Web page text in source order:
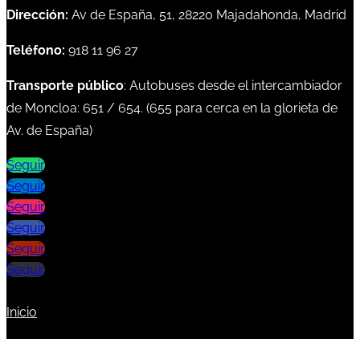
Dirección: Av de España, 51, 28220 Majadahonda, Madrid
Teléfono: 918 11 96 27
Transporte público: Autobuses desde el intercambiador
de Moncloa: 651 / 654. (655 para cerca en la glorieta de
Av. de España)
Seguir
Seguir
Seguir
Seguir
Seguir
Seguir
Inicio